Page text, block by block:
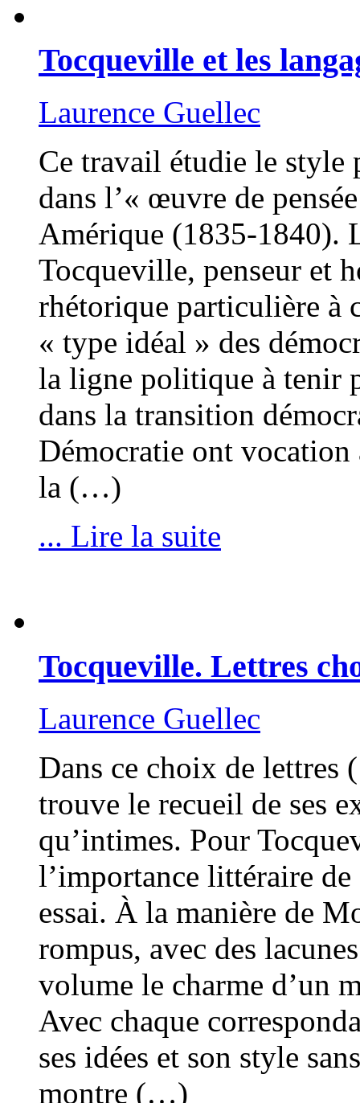
Tocqueville et les
Laurence Guellec
Ce travail étudie le
dans l’« œuvre de
Amérique (1835-1840).
Tocqueville, penseur et
rhétorique particulière à
« type idéal » des
la ligne politique à tenir
dans la transition
Démocratie ont vocation
la (…)
... Lire la suite
Tocqueville. Lettres
Laurence Guellec
Dans ce choix de lettres
trouve le recueil de ses
qu’intimes. Pour
l’importance littéraire de
essai. À la manière de
rompus, avec des
volume le charme d’un
Avec chaque
ses idées et son style
montre (…)